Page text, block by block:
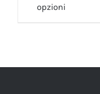
opzioni